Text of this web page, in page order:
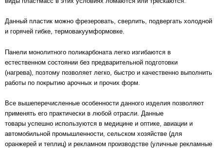
Данный пластик можно фрезеровать, сверлить, подвергать холодной
и горячей гибке, термовакуумформовке.
Панели монолитного поликарбоната легко изгибаются в
естественном состоянии без предварительной подготовки
(нагрева), поэтому позволяет легко, быстро и качественно выполнить
работы по покрытию арочных и прочих форм.
Все вышеперечисленные особенности данного изделия позволяют
применять его практически в любой отрасли. Данные
товары успешно используются в медицине и оптике, авиации и
автомобильной промышленности, сельском хозяйстве (для
оранжерей и теплиц) и рекламном производстве (уличные рекламные